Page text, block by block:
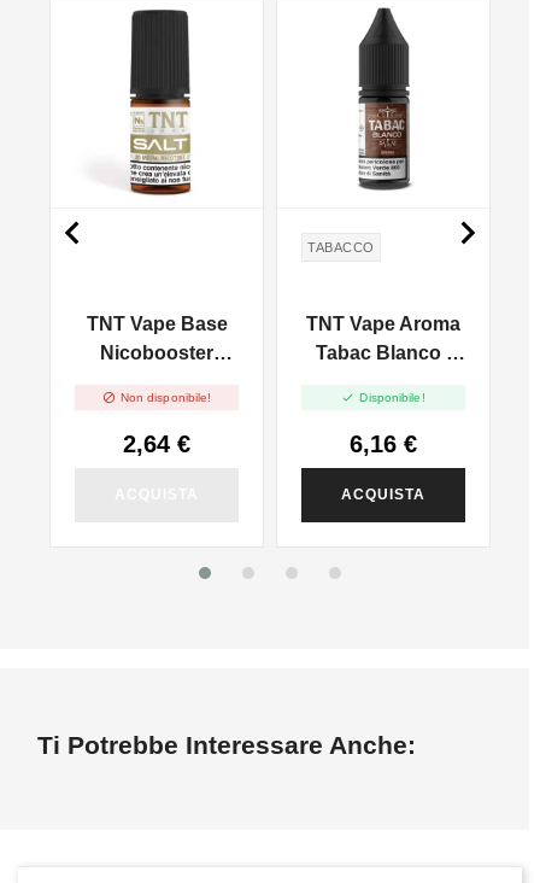
TNT Vape Base
Nicobooster
Con Sali Di
Nicotina - 10ml
 Non disponibile!
2,64 €
NON DISPONIBILE
TABACCO
TNT Vape Aroma
Tabac Blanco -
 Disponibile!
6,16 €
ACQUISTA
 
Ti Potrebbe Interessare Anche: